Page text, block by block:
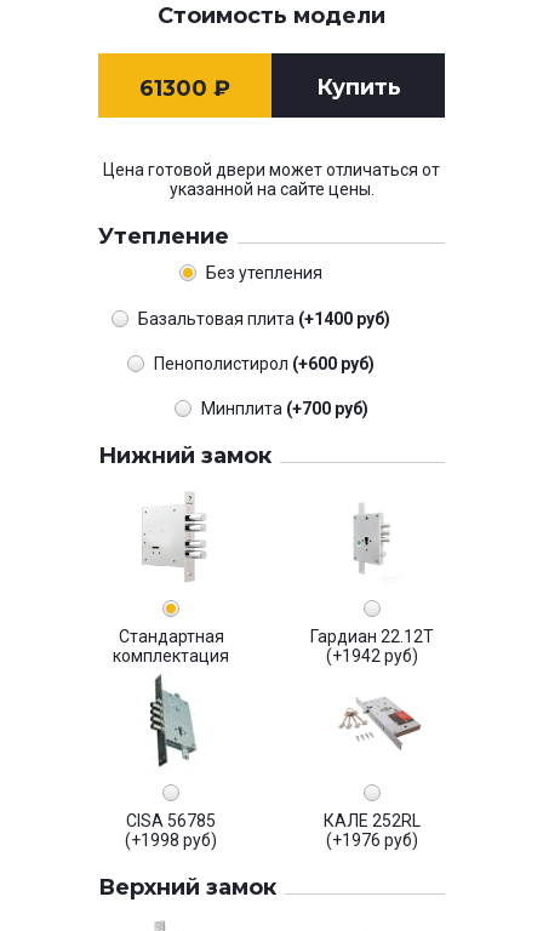
Стоимость модели
61300 ₽ Купить
Цена готовой двери может отличаться от
указанной на сайте цены.
Утепление
Без утепления
Базальтовая плита (+1400 руб)
Пенополистирол (+600 руб)
Минплита (+700 руб)
Нижний замок
Стандартная
комплектация
Гардиан 22.12Т
(+1942 руб)
CISA 56785
(+1998 руб)
КАЛЕ 252RL
(+1976 руб)
Верхний замок